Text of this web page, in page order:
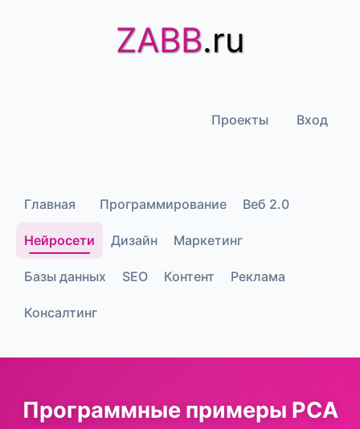
ZABB.ru
Проекты Вход
Главная Программирование Веб 2.0
Нейросети Дизайн Маркетинг
Базы данных SEO Контент Реклама
Консалтинг
Программные примеры PCA